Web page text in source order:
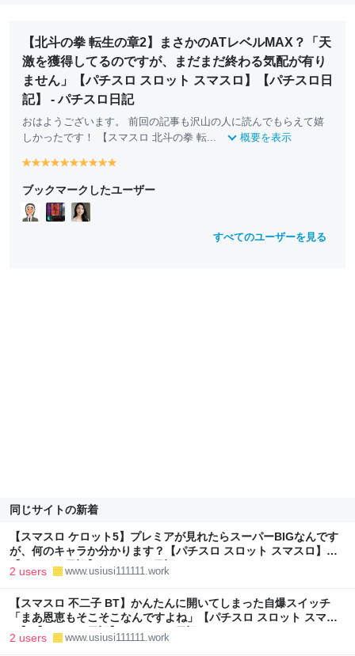
【北斗の拳 転生の章2】まさかのATレベルMAX？「天
激を獲得してるのですが、まだまだ終わる気配が有り
ません」【パチスロ スロット スマスロ】【パチスロ日
記】 - パチスロ日記
おはようございます。 前回の記事も沢山の人に読んでもらえて嬉
しかったです！ 【スマスロ 北斗の拳 転...
概要を表示
y
ll
o
w
y
ll
o
w
y
ll
o
w
y
ll
o
w
y
ll
o
w
y
ll
o
w
y
ll
o
w
y
ll
o
w
y
ll ll
ブックマークしたユーザー
すべてのユーザーを見る
同じサイトの新着
【スマスロ ケロット5】プレミアが見れたらスーパーBIGなんです
が、何のキャラか分かります？【パチスロ スロット スマスロ】
【パチスロ日記】 - パチスロ日記
2 users www.usiusi111111.work
【スマスロ 不二子 BT】かんたんに開いてしまった自爆スイッチ
「まあ恩恵もそこそこなんですよね」【パチスロ スロット スマス
ロ】【パチスロ日記】 - パチスロ日記
2 users www.usiusi111111.work